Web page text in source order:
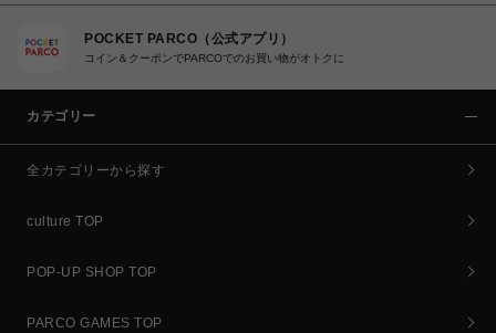
POCKET PARCO（公式アプリ）
コイン＆クーポンでPARCOでのお買い物がオトクに
カテゴリー
全カテゴリーから探す
culture TOP
POP-UP SHOP TOP
PARCO GAMES TOP